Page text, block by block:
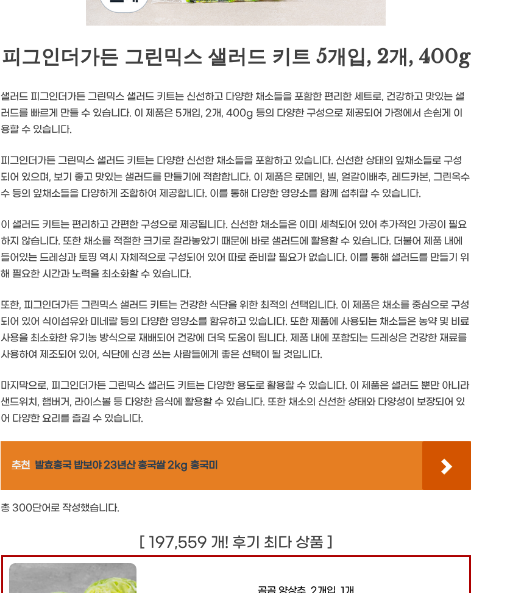
피그인더가든 그린믹스 샐러드 키트 5개입, 2개, 400g
샐러드 피그인더가든 그린믹스 샐러드 키트는 신선하고 다양한 채소들을 포함한 편리한 세트로, 건강하고 맛있는 샐
러드를 빠르게 만들 수 있습니다. 이 제품은 5개입, 2개, 400g 등의 다양한 구성으로 제공되어 가정에서 손쉽게 이
용할 수 있습니다.
피그인더가든 그린믹스 샐러드 키트는 다양한 신선한 채소들을 포함하고 있습니다. 신선한 상태의 잎채소들로 구성
되어 있으며, 보기 좋고 맛있는 샐러드를 만들기에 적합합니다. 이 제품은 로메인, 빌, 얼갈이배추, 레드카본, 그린옥수
수 등의 잎채소들을 다양하게 조합하여 제공합니다. 이를 통해 다양한 영양소를 함께 섭취할 수 있습니다.
이 샐러드 키트는 편리하고 간편한 구성으로 제공됩니다. 신선한 채소들은 이미 세척되어 있어 추가적인 가공이 필요
하지 않습니다. 또한 채소를 적절한 크기로 잘라놓았기 때문에 바로 샐러드에 활용할 수 있습니다. 더불어 제품 내에
들어있는 드레싱과 토핑 역시 자체적으로 구성되어 있어 따로 준비할 필요가 없습니다. 이를 통해 샐러드를 만들기 위
해 필요한 시간과 노력을 최소화할 수 있습니다.
또한, 피그인더가든 그린믹스 샐러드 키트는 건강한 식단을 위한 최적의 선택입니다. 이 제품은 채소를 중심으로 구성
되어 있어 식이섬유와 미네랄 등의 다양한 영양소를 함유하고 있습니다. 또한 제품에 사용되는 채소들은 농약 및 비료
사용을 최소화한 유기농 방식으로 재배되어 건강에 더욱 도움이 됩니다. 제품 내에 포함되는 드레싱은 건강한 재료를
사용하여 제조되어 있어, 식단에 신경 쓰는 사람들에게 좋은 선택이 될 것입니다.
마지막으로, 피그인더가든 그린믹스 샐러드 키트는 다양한 용도로 활용할 수 있습니다. 이 제품은 샐러드 뿐만 아니라
샌드위치, 햄버거, 라이스볼 등 다양한 음식에 활용할 수 있습니다. 또한 채소의 신선한 상태와 다양성이 보장되어 있
어 다양한 요리를 즐길 수 있습니다.
추천 발효홍국 밥보야 23년산 홍국쌀 2kg 홍국미
총 300단어로 작성했습니다.
[ 197,559 개! 후기 최다 상품 ]